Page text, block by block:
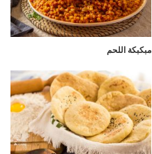
مبكبكة اللحم